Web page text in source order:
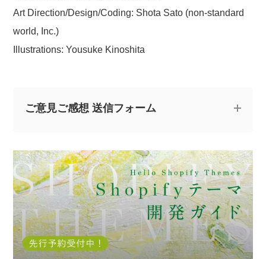
Art Direction/Design/Coding: Shota Sato (non-standard
world, Inc.)
Illustrations: Yousuke Kinoshita
ご意見ご感想 送信フォーム
にお寄せください。
※なお、ご質問については回答できない場合と、当ブログ
の記事にて個人情報を伏せたうえで回答させていただく
場合がございます。あらかじめご了承ください。